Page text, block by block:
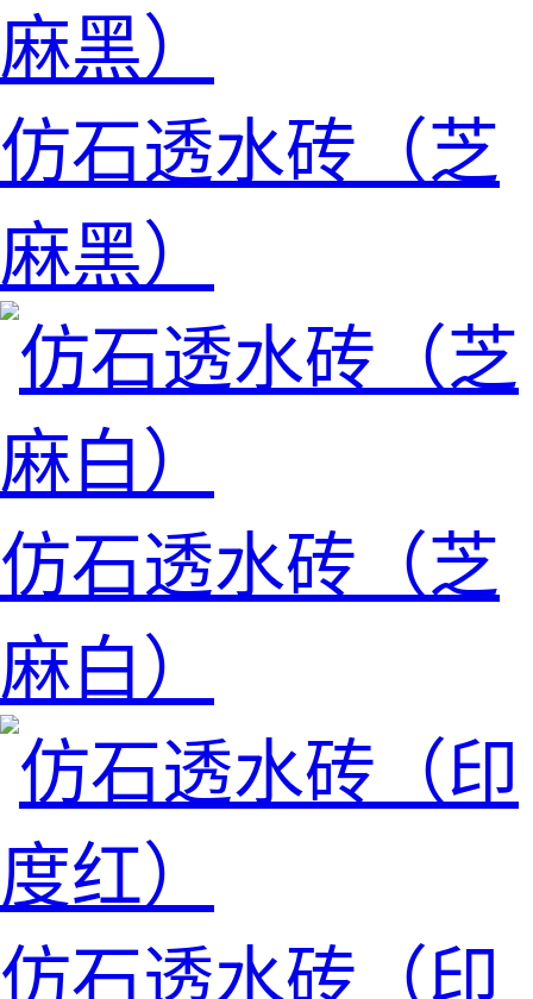
仿石透水砖（芝
麻黑）
仿石透水砖（芝
麻白）
仿石透水砖（印